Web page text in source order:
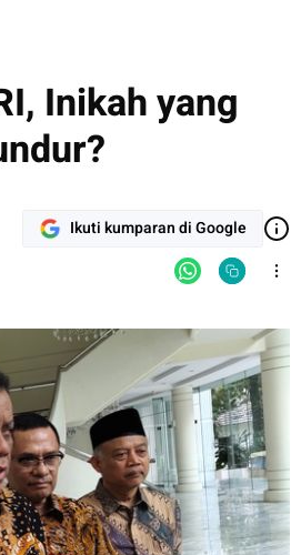
Inikah yang
Ikuti kumparan di Google